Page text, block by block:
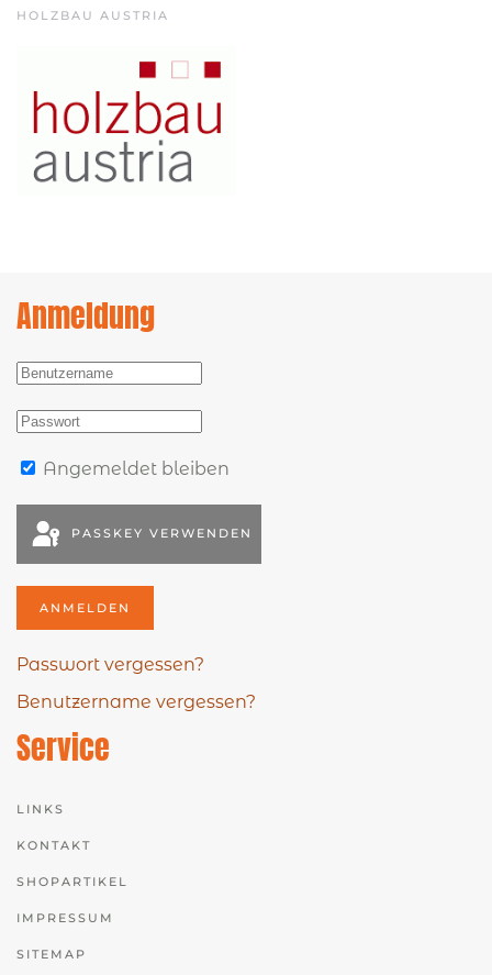
HOLZBAU AUSTRIA
Anmeldung
Angemeldet bleiben
PASSKEY VERWENDEN
ANMELDEN
Passwort vergessen?
Benutzername vergessen?
Service
LINKS
KONTAKT
SHOPARTIKEL
IMPRESSUM
SITEMAP